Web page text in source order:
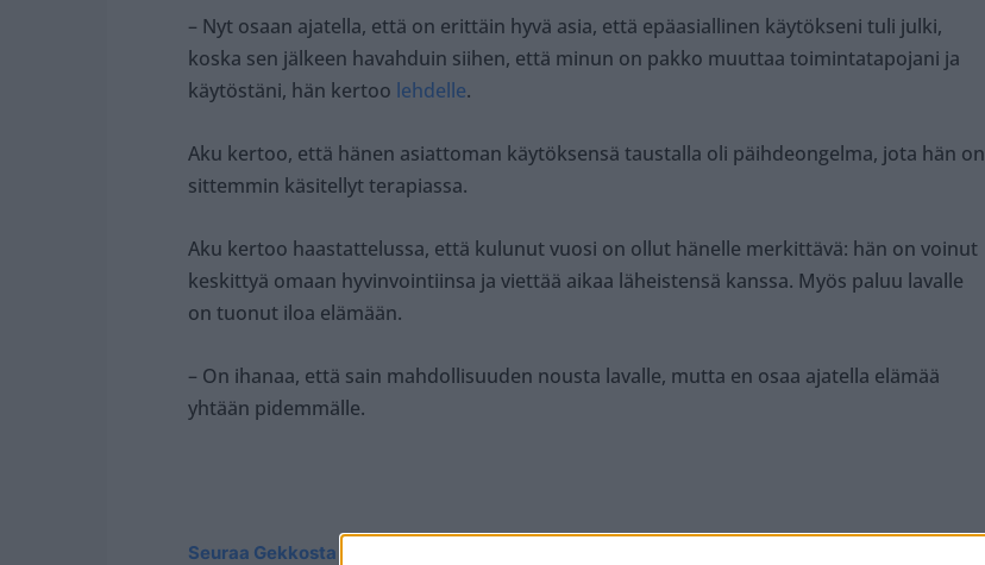
– Nyt osaan ajatella, että on erittäin hyvä asia, että epäasiallinen käytökseni tuli julki,
koska sen jälkeen havahduin siihen, että minun on pakko muuttaa toimintatapojani ja
käytöstäni, hän kertoo lehdelle.
Aku kertoo, että hänen asiattoman käytöksensä taustalla oli päihdeongelma, jota hän on
sittemmin käsitellyt terapiassa.
Aku kertoo haastattelussa, että kulunut vuosi on ollut hänelle merkittävä: hän on voinut
keskittyä omaan hyvinvointiinsa ja viettää aikaa läheistensä kanssa. Myös paluu lavalle
on tuonut iloa elämään.
– On ihanaa, että sain mahdollisuuden nousta lavalle, mutta en osaa ajatella elämää
yhtään pidemmälle.
Seuraa Gekkosta Instagramissa